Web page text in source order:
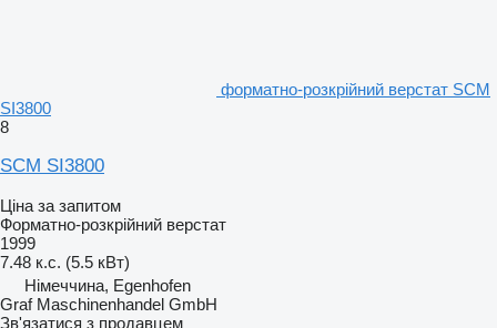
форматно-розкрійний верстат SCM
SI3800
8
SCM SI3800
Ціна за запитом
Форматно-розкрійний верстат
1999
7.48 к.с. (5.5 кВт)
Німеччина, Egenhofen
Graf Maschinenhandel GmbH
Зв'язатися з продавцем